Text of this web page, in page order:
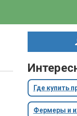
Где купить
Фермеры и